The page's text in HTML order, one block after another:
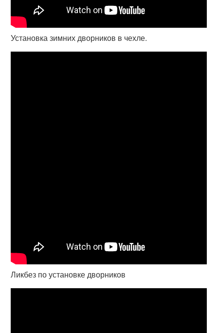
Установка зимних дворников в чехле.
Ликбез по установке дворников